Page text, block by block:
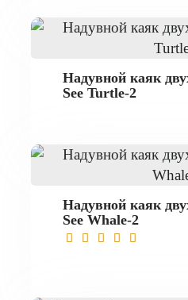
Надувной каяк
See Turtle-2
Надувной каяк
See Whale-2